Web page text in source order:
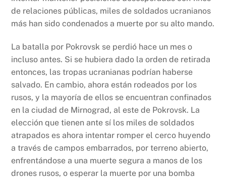
de relaciones públicas, miles de soldados ucranianos
más han sido condenados a muerte por su alto mando.
La batalla por Pokrovsk se perdió hace un mes o
incluso antes. Si se hubiera dado la orden de retirada
entonces, las tropas ucranianas podrían haberse
salvado. En cambio, ahora están rodeados por los
rusos, y la mayoría de ellos se encuentran confinados
en la ciudad de Mirnograd, al este de Pokrovsk. La
elección que tienen ante sí los miles de soldados
atrapados es ahora intentar romper el cerco huyendo
a través de campos embarrados, por terreno abierto,
enfrentándose a una muerte segura a manos de los
drones rusos, o esperar la muerte por una bomba